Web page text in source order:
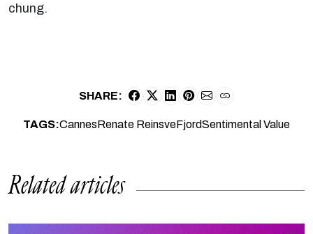
chung.
SHARE:
TAGS:CannesRenate ReinsveFjordSentimental Value
Related articles